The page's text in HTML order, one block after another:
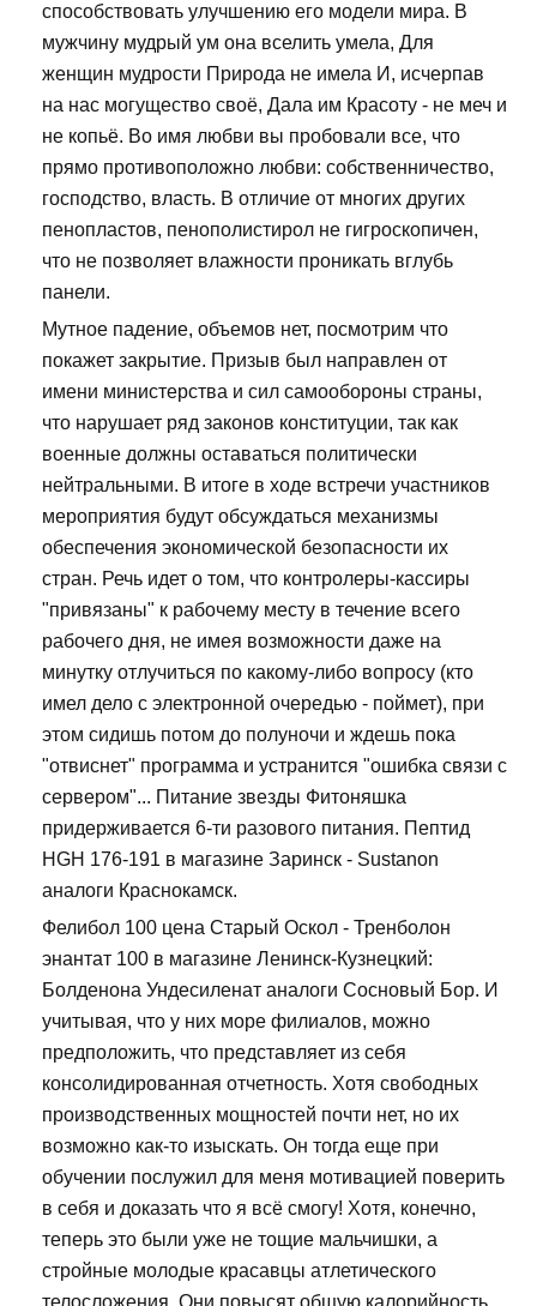
способствовать улучшению его модели мира. В
мужчину мудрый ум она вселить умела, Для
женщин мудрости Природа не имела И, исчерпав
на нас могущество своё, Дала им Красоту - не меч и
не копьё. Во имя любви вы пробовали все, что
прямо противоположно любви: собственничество,
господство, власть. В отличие от многих других
пенопластов, пенополистирол не гигроскопичен,
что не позволяет влажности проникать вглубь
панели.
Мутное падение, объемов нет, посмотрим что
покажет закрытие. Призыв был направлен от
имени министерства и сил самообороны страны,
что нарушает ряд законов конституции, так как
военные должны оставаться политически
нейтральными. В итоге в ходе встречи участников
мероприятия будут обсуждаться механизмы
обеспечения экономической безопасности их
стран. Речь идет о том, что контролеры-кассиры
"привязаны" к рабочему месту в течение всего
рабочего дня, не имея возможности даже на
минутку отлучиться по какому-либо вопросу (кто
имел дело с электронной очередью - поймет), при
этом сидишь потом до полуночи и ждешь пока
"отвиснет" программа и устранится "ошибка связи с
сервером"... Питание звезды Фитоняшка
придерживается 6-ти разового питания. Пептид
HGH 176-191 в магазине Заринск - Sustanon
аналоги Краснокамск.
Фелибол 100 цена Старый Оскол - Тренболон
энантат 100 в магазине Ленинск-Кузнецкий:
Болденона Ундесиленат аналоги Сосновый Бор. И
учитывая, что у них море филиалов, можно
предположить, что представляет из себя
консолидированная отчетность. Хотя свободных
производственных мощностей почти нет, но их
возможно как-то изыскать. Он тогда еще при
обучении послужил для меня мотивацией поверить
в себя и доказать что я всё смогу! Хотя, конечно,
теперь это были уже не тощие мальчишки, а
стройные молодые красавцы атлетического
телосложения. Они повысят общую калорийность